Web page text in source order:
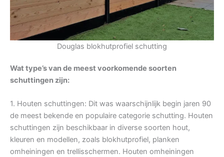
Douglas blokhutprofiel schutting
Wat type’s van de meest voorkomende soorten
schuttingen zijn:
1. Houten schuttingen: Dit was waarschijnlijk begin jaren 90
de meest bekende en populaire categorie schutting. Houten
schuttingen zijn beschikbaar in diverse soorten hout,
kleuren en modellen, zoals blokhutprofiel, planken
omheiningen en trellisschermen. Houten omheiningen